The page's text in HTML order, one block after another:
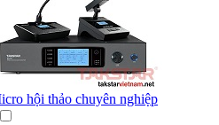
hội thảo chuyên nghiệp